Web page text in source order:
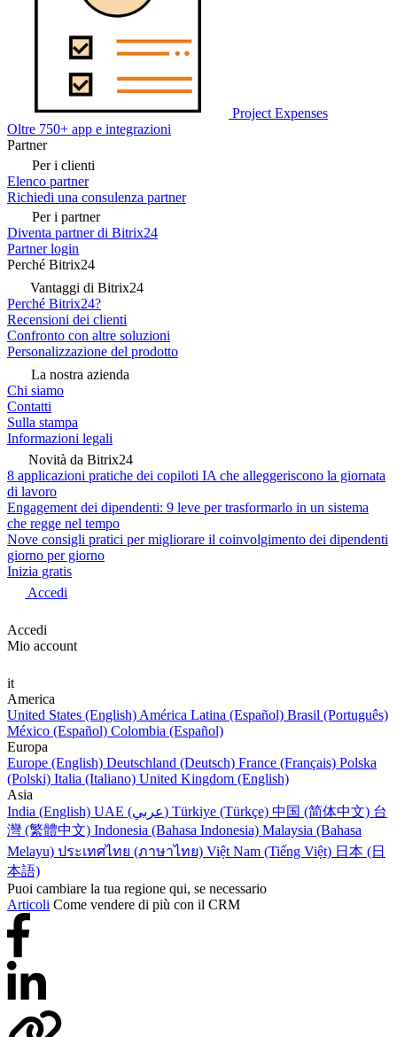
Project Expenses
Oltre 750+ app e integrazioni
Partner
Per i clienti
Elenco partner
Richiedi una consulenza partner
Per i partner
Diventa partner di Bitrix24
Partner login
Perché Bitrix24
Vantaggi di Bitrix24
Perché Bitrix24?
Recensioni dei clienti
Confronto con altre soluzioni
Personalizzazione del prodotto
La nostra azienda
Chi siamo
Contatti
Sulla stampa
Informazioni legali
Novità da Bitrix24
8 applicazioni pratiche dei copiloti IA che alleggeriscono la giornata
di lavoro
Engagement dei dipendenti: 9 leve per trasformarlo in un sistema
che regge nel tempo
Nove consigli pratici per migliorare il coinvolgimento dei dipendenti
giorno per giorno
Inizia gratis
Accedi
Accedi
Mio account
it
America
United States (English) América Latina (Español) Brasil (Português)
México (Español) Colombia (Español)
Europa
Europe (English) Deutschland (Deutsch) France (Français) Polska
(Polski) Italia (Italiano) United Kingdom (English)
Asia
India (English)
UAE (عربي) Türkiye (Türkçe) 中国 (简体中文) 台
灣 (繁體中文) Indonesia (Bahasa Indonesia) Malaysia (Bahasa
Melayu) ประเทศไทย (ภาษาไทย) Việt Nam (Tiếng Việt) 日本 (日
本語)
Puoi cambiare la tua regione qui, se necessario
Articoli Come vendere di più con il CRM